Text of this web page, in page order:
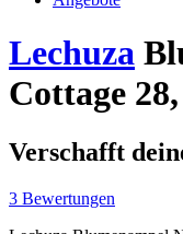
Lechuza
Cottage
Verschafft
3 Bewertungen